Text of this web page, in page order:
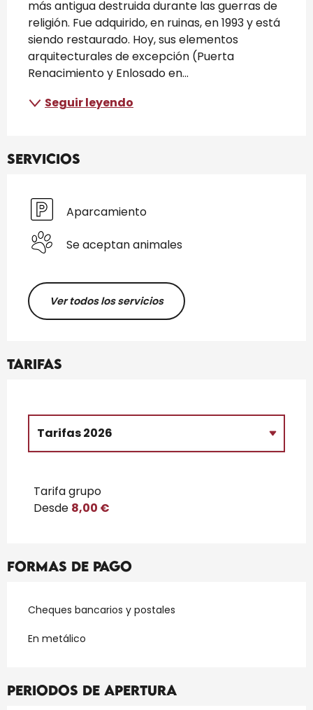
más antigua destruida durante las guerras de
religión. Fue adquirido, en ruinas, en 1993 y está
siendo restaurado. Hoy, sus elementos
arquitecturales de excepción (Puerta
Renacimiento y Enlosado en...
Seguir leyendo
Servicios
Aparcamiento
Se aceptan animales
Ver todos los servicios
Tarifas
Tarifas 2026
Tarifa grupo
Desde 8,00 €
Formas de pago
Cheques bancarios y postales
En metálico
Periodos de apertura